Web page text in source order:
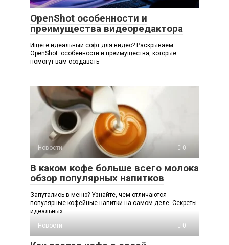
OpenShot особенности и
преимущества видеоредактора
Ищете идеальный софт для видео? Раскрываем
OpenShot: особенности и преимущества, которые
помогут вам создавать
Новости 0
В каком кофе больше всего молока
обзор популярных напитков
Запутались в меню? Узнайте, чем отличаются
популярные кофейные напитки на самом деле. Секреты
идеальных
Новости
0